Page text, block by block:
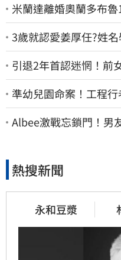
米蘭達離婚奧蘭多布
3歲就認愛姜厚任?姓
引退2年首認迷惘！前
準幼兒園命案！工程
到…下土石活埋他
Albee激戰忘鎖門！男
熱搜新聞
永和豆漿